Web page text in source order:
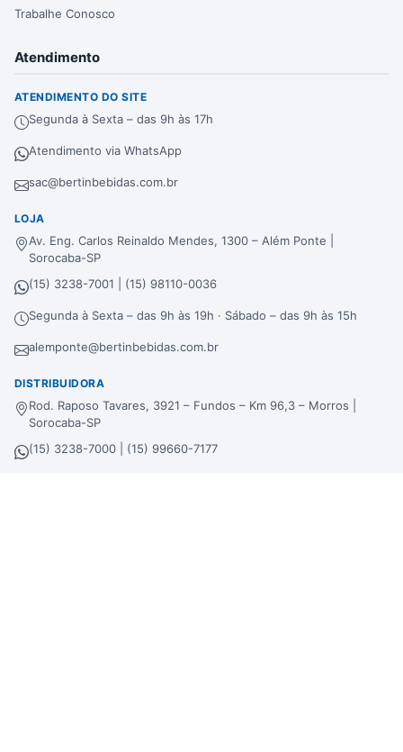
Trabalhe Conosco
Atendimento
ATENDIMENTO DO SITE
Segunda à Sexta – das 9h às 17h
Atendimento via WhatsApp
sac@bertinbebidas.com.br
LOJA
Av. Eng. Carlos Reinaldo Mendes, 1300 – Além Ponte |
Sorocaba-SP
(15) 3238-7001 | (15) 98110-0036
Segunda à Sexta – das 9h às 19h · Sábado – das 9h às 15h
alemponte@bertinbebidas.com.br
DISTRIBUIDORA
Rod. Raposo Tavares, 3921 – Fundos – Km 96,3 – Morros |
Sorocaba-SP
(15) 3238-7000 | (15) 99660-7177